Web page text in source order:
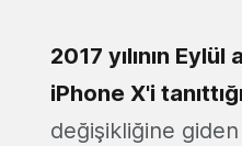
2017 yılının
iPhone X'i
değişikliğine